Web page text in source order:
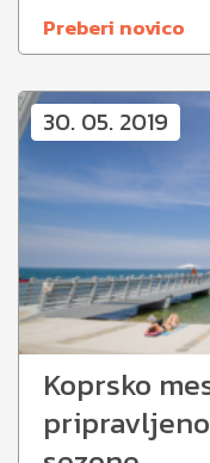
Preberi novico
30. 05. 2019
Koprsko